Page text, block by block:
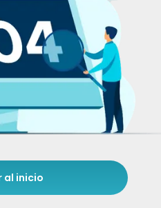
al inicio